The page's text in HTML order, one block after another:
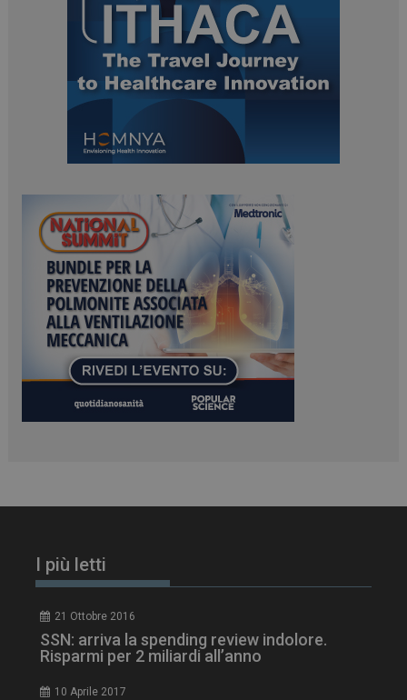
I più letti
21 Ottobre 2016
SSN: arriva la spending review indolore.
Risparmi per 2 miliardi all’anno
10 Aprile 2017
ARRAffinitySameSite
Microsoft Corporation
.www.dailyhealthindustry.it
PHPSESSID
PHP.net
www.dailyhealthindustry.it